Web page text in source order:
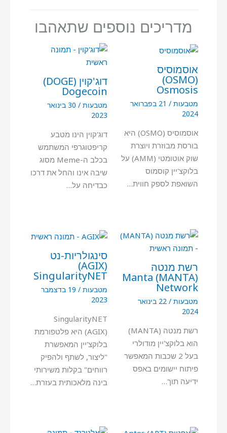
מדריכים נוספים שתאהבו
אוסמוסיס
(OSMO)
Osmosis
מטבעות /
21 בפברואר
2024
אוסמוסיס (OSMO) היא
בורסת מבוזרת ויוצרת
שוק אוטומטי (AMM) על
בלוקצ'יין קוסמוס
השואפת לספק חווית…
דוג'קוין (DOGE)
Dogecoin
מטבעות /
30 בינואר
2023
דוג'קוין הינו מטבע
קריפטוגרפי המשתמש
בכלב ה-Meme מסוג
שיבה אינו והחל את דרכו
כבדיחה על…
רשת מנטה
(MANTA) Manta
Network
מטבעות /
22 בינואר
2024
רשת מנטה (MANTA)
הוא בלוקצ'יין מודולרי
בעל 2 שכבות המאפשר
פיתוח יישומים באפס
ידיעה תוך…
סינגולריות-נט
(AGIX)
SingularityNET
מטבעות /
19 בדצמבר
2023
SingularityNET
(AGIX) היא פלטפורמת
בלוקצ'יין המאפשרת
"ליצור, לשתף ולהפיק
רווחים" בקלות משירותי
בינה מלאכותית בעזרת…